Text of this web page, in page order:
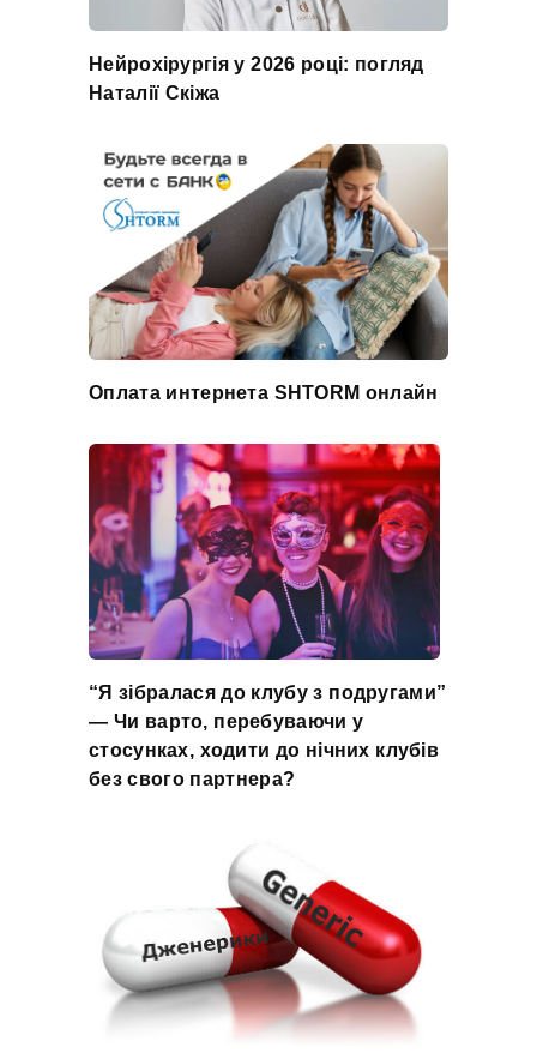
Нейрохірургія у 2026 році: погляд
Наталії Скіжа
Оплата интернета SHTORM онлайн
“Я зібралася до клубу з подругами”
— Чи варто, перебуваючи у
стосунках, ходити до нічних клубів
без свого партнера?